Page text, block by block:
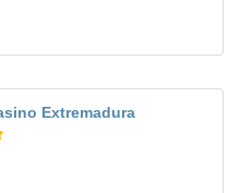
Extremadura